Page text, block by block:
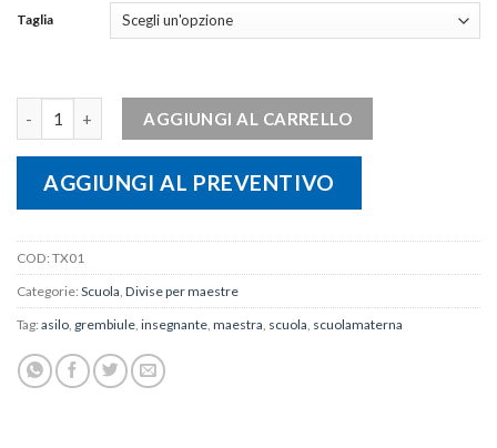
Taglia
AGGIUNGI AL CARRELLO
AGGIUNGI AL PREVENTIVO
COD: TX01
Categorie: Scuola Divise per maestre
Tag: asilo grembiule insegnante maestra scuola scuolamaterna